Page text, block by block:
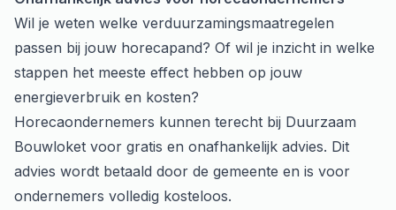
Wil je weten welke verduurzamingsmaatregelen
passen bij jouw horecapand? Of wil je inzicht in welke
stappen het meeste effect hebben op jouw
energieverbruik en kosten?
Horecaondernemers kunnen terecht bij Duurzaam
Bouwloket voor gratis en onafhankelijk advies. Dit
advies wordt betaald door de gemeente en is voor
ondernemers volledig kosteloos.